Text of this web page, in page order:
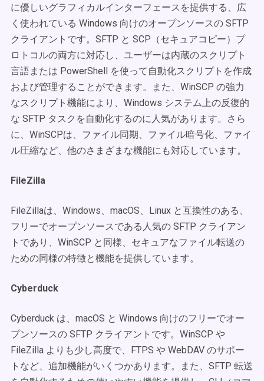
に優しいグラフィカルインターフェースを提供する、広
く使われている Windows 向けのオープンソースの SFTP
クライアントです。SFTP と SCP（セキュアコピー）プ
ロトコルの両方に対応し、ユーザーは内蔵のスクリプト
言語または PowerShell を使って自動化スクリプトを作成
および管理することができます。また、WinSCP の強力
なスクリプト機能により、Windows システム上の反復的
な SFTP タスクを自動化するのに人気があります。さら
に、WinSCPは、ファイル同期、ファイル暗号化、ファイ
ル圧縮など、他のさまざまな機能にも対応しています。
FileZilla
FileZillaは、Windows、macOS、Linux と互換性のある、
フリーでオープンソースである人気の SFTP クライアン
トであり、WinSCP と同様、セキュアなファイル転送の
ための同様の特徴と機能を提供しています。
Cyberduck
Cyberduck は、macOS と Windows 向けのフリーでオー
プンソースの SFTP クライアントです。WinSCP や
FileZilla よりも少し高度で、FTPS や WebDAV のサポー
トなど、追加機能がいくつかあります。また、SFTP 転送